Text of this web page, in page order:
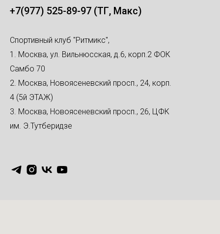
+7(977) 525-89-97 (ТГ, Макс)
Спортивный клуб "Ритмикс",
1. Москва, ул. Вильнюсская, д.6, корп.2 ФОК
Самбо 70
2. Москва, Новоясеневский просп., 24, корп.
4 (5й ЭТАЖ)
3. Москва, Новоясеневский просп., 26, ЦФК
им. Э.Тутберидзе